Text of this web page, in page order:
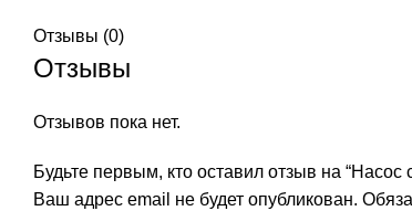
Отзывы (0)
Отзывы
Отзывов пока нет.
Будьте первым, кто оставил отзыв на
Ваш адрес email не будет опубликован.